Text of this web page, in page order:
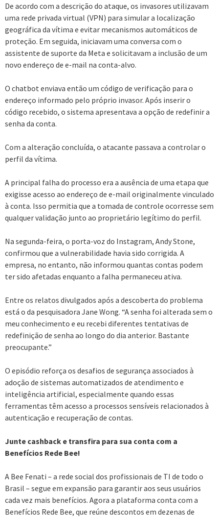
De acordo com a descrição do ataque, os invasores utilizavam
uma rede privada virtual (VPN) para simular a localização
geográfica da vítima e evitar mecanismos automáticos de
proteção. Em seguida, iniciavam uma conversa com o
assistente de suporte da Meta e solicitavam a inclusão de um
novo endereço de e-mail na conta-alvo.
O chatbot enviava então um código de verificação para o
endereço informado pelo próprio invasor. Após inserir o
código recebido, o sistema apresentava a opção de redefinir a
senha da conta.
Com a alteração concluída, o atacante passava a controlar o
perfil da vítima.
A principal falha do processo era a ausência de uma etapa que
exigisse acesso ao endereço de e-mail originalmente vinculado
à conta. Isso permitia que a tomada de controle ocorresse sem
qualquer validação junto ao proprietário legítimo do perfil.
Na segunda-feira, o porta-voz do Instagram, Andy Stone,
confirmou que a vulnerabilidade havia sido corrigida. A
empresa, no entanto, não informou quantas contas podem
ter sido afetadas enquanto a falha permaneceu ativa.
Entre os relatos divulgados após a descoberta do problema
está o da pesquisadora Jane Wong. “A senha foi alterada sem o
meu conhecimento e eu recebi diferentes tentativas de
redefinição de senha ao longo do dia anterior. Bastante
preocupante.”
O episódio reforça os desafios de segurança associados à
adoção de sistemas automatizados de atendimento e
inteligência artificial, especialmente quando essas
ferramentas têm acesso a processos sensíveis relacionados à
autenticação e recuperação de contas.
Junte cashback e transfira para sua conta com a
Benefícios Rede Bee!
A Bee Fenati – a rede social dos profissionais de TI de todo o
Brasil – segue em expansão para garantir aos seus usuários
cada vez mais benefícios. Agora a plataforma conta com a
Benefícios Rede Bee, que reúne descontos em dezenas de